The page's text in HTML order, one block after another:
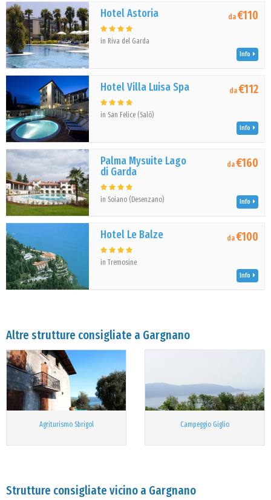
Hotel Astoria
in Riva del Garda
da€110
Info
Hotel Villa Luisa Spa
in San Felice (Salò)
da€112
Info
Palma Mysuite Lago
di Garda
in Soiano (Desenzano)
da€160
Info
Hotel Le Balze
in Tremosine
da€100
Info
Altre strutture consigliate a Gargnano
Agriturismo Sbrigol Campeggio Giglio
Strutture consigliate vicino a Gargnano